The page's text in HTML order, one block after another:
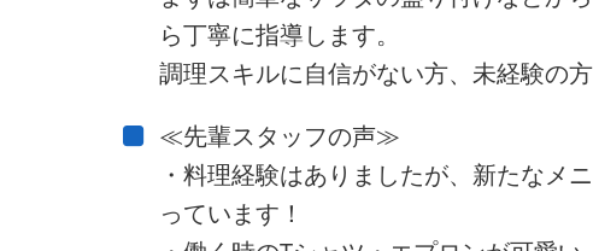
ら丁寧に指導します。
調理スキルに自信がない方、未経験の
≪先輩スタッフの声≫
・料理経験はありましたが、新たなメ
っています！